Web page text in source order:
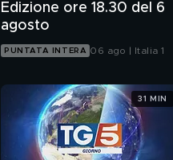
Edizione ore 18.30 del 6
agosto
PUNTATA INTERA 06 ago | Italia 1
31 MIN